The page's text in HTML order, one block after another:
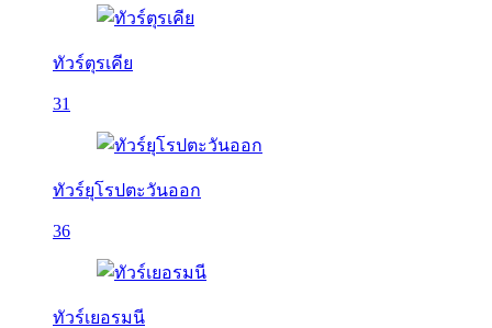
ทัวร์ตุรเคีย
31
ทัวร์ยุโรปตะวันออก
36
ทัวร์เยอรมนี